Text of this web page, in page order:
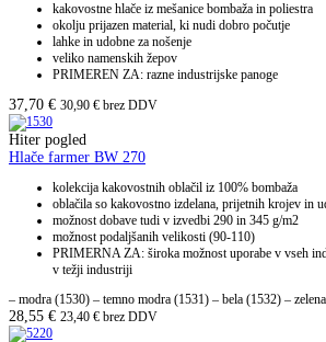
kakovostne hlače iz mešanice bombaža in poliestra
okolju prijazen material, ki nudi dobro počutje
lahke in udobne za nošenje
veliko namenskih žepov
PRIMEREN ZA: razne industrijske panoge
37,70 € 30,90 € brez DDV
Hiter pogled
Hlače farmer BW 270
kolekcija kakovostnih oblačil iz 100% bombaža
oblačila so kakovostno izdelana, prijetnih krojev in
možnost dobave tudi v izvedbi 290 in 345 g/m2
možnost podaljšanih velikosti (90-110)
PRIMERNA ZA: široka možnost uporabe v vseh
v težji industriji
– modra (1530) – temno modra (1531) – bela (1532) –
28,55 € 23,40 € brez DDV